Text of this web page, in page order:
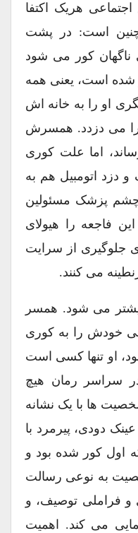
هریک اکتفا
است: در پشت
ناگهان کور می شود
است، یعنی همه
او را به خانه اش
را می دزدد. همسرش
اما علت کوری
اتومبیل هم به
پزشک مسئولین
فاجعه را هیولای
جلوگیری از سرایت
می کنند.
می شود. همسر
را به کوری
او تنها کسی است
سراسر رمان هیچ
ها با یک نشانه
دودی، پیرمرد با
اول کور شده بود و
به نوعی رسالت
فراملی توصیف، و
می کند. اهمیت